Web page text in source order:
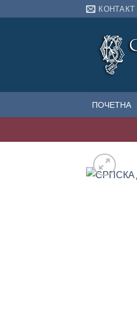
на
КОНТАКТ
ПОЧЕТНА